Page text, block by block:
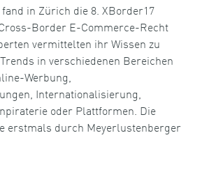
in Zürich die 8. XBorder17
Border E-Commerce-Recht
vermittelten ihr Wissen zu
in verschiedenen Bereichen
Werbung,
Internationalisierung,
oder Plattformen. Die
erstmals durch Meyerlustenberger